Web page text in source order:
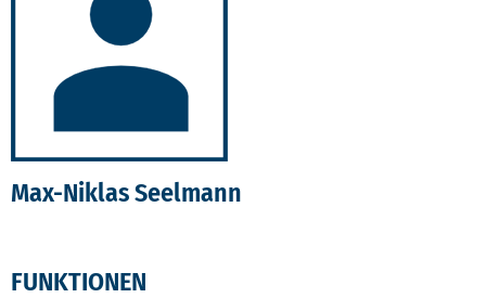
Max-Niklas Seelmann
FUNKTIONEN